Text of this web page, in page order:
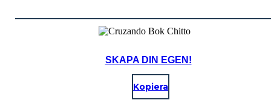
SKAPA DIN EGEN!
Kopiera